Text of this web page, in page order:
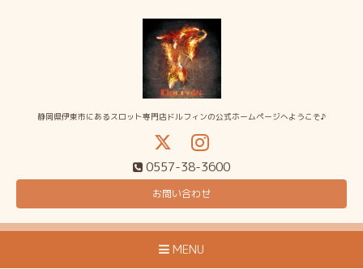
静岡県伊東市にあるスロット専門店ドルフィンの公式ホームページへようこそ♪
0557-38-3600
お問い合わせ
MENU